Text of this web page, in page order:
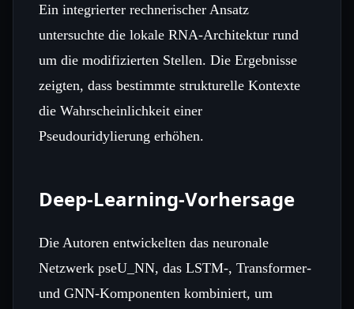
Ein integrierter rechnerischer Ansatz
untersuchte die lokale RNA‑Architektur rund
um die modifizierten Stellen. Die Ergebnisse
zeigten, dass bestimmte strukturelle Kontexte
die Wahrscheinlichkeit einer
Pseudouridylierung erhöhen.
Deep‑Learning‑Vorhersage
Die Autoren entwickelten das neuronale
Netzwerk pseU_NN, das LSTM‑, Transformer‑
und GNN‑Komponenten kombiniert, um